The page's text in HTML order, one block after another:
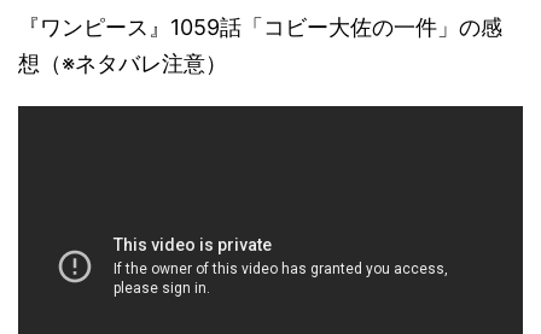
『ワンピース』1059話「コビー大佐の一件」の感
想（※ネタバレ注意）